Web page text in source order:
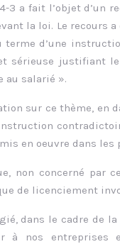
3 a fait l’objet
la loi. Le recours
d’une
sérieuse justifiant
au salarié ».
sur ce thème, en
en oeuvre dans les
non concerné
de licenciement
dans le cadre de
à nos